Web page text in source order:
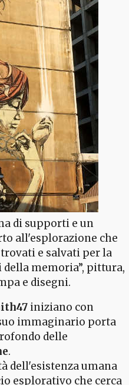
di supporti e un
all'esplorazione che
e salvati per la
memoria”, pittura,
e disegni.
iniziano con
immaginario porta
delle
.
dell'esistenza umana
esplorativo che cerca